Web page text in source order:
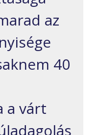
az
40
a várt